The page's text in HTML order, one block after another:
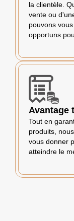
la clientèle.
vente ou
pouvons
opportuns
Avantage
Tout en
produits,
vous donner
atteindre le